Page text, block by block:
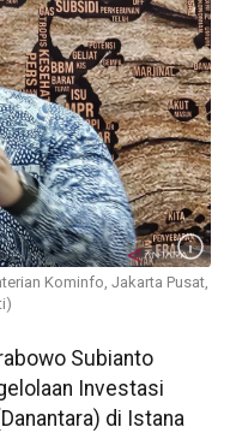
Kominfo, Jakarta Pusat,
Subianto
Investasi
di Istana